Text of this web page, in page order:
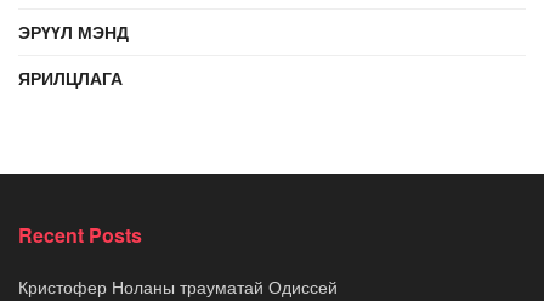
ЭРҮҮЛ МЭНД
ЯРИЛЦЛАГА
Recent Posts
Кристофер Ноланы трауматай Одиссей